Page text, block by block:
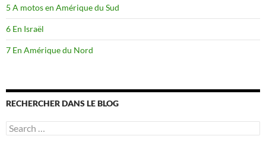
5 A motos en Amérique du Sud
6 En Israël
7 En Amérique du Nord
RECHERCHER DANS LE BLOG
Search
for: